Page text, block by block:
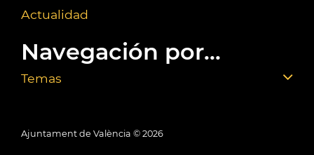
Actualidad
Navegación por...
Temas
Ajuntament de València © 2026